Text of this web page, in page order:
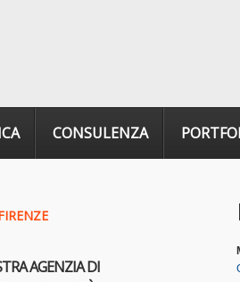
CONSULENZA
AGENZIA DI